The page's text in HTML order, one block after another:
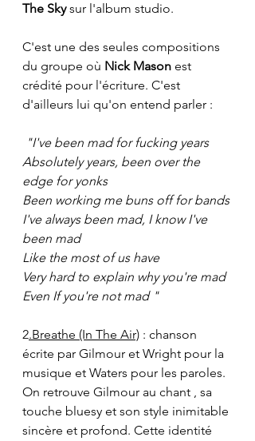
The Sky sur l'album studio.
C'est une des seules compositions
du groupe où Nick Mason est
crédité pour l'écriture. C'est
d'ailleurs lui qu'on entend parler :
"I've been mad for fucking years
Absolutely years, been over the
edge for yonks
Been working me buns off for bands
I've always been mad, I know I've
been mad
Like the most of us have
Very hard to explain why you're mad
Even If you're not mad "
2.Breathe (In The Air) : chanson
écrite par Gilmour et Wright pour la
musique et Waters pour les paroles.
On retrouve Gilmour au chant , sa
touche bluesy et son style inimitable
sincère et profond. Cette identité